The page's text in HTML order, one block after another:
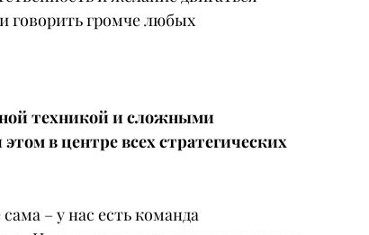
говорить громче любых
техникой и сложными
в центре всех стратегических
– у нас есть команда